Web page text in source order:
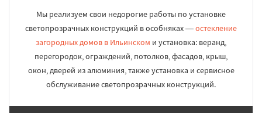
Мы реализуем свои недорогие работы по установке
светопрозрачных конструкций в особняках —остекление
загородных домов в Ильинском и установка: веранд,
перегородок, ограждений, потолков, фасадов, крыш,
окон, дверей из алюминия, также установка и сервисное
обслуживание светопрозрачных конструкций.